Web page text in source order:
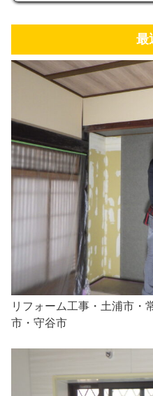
最
リフォーム工事・土浦市・
市・守谷市